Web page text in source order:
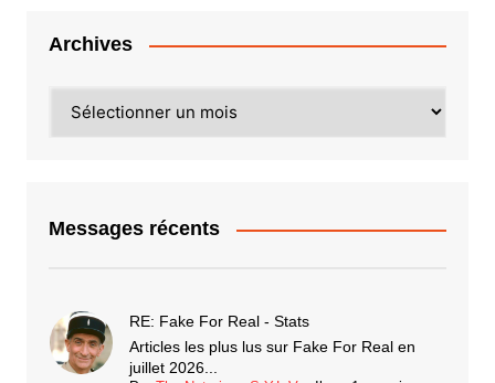
Archives
Messages récents
RE: Fake For Real - Stats
Articles les plus lus sur Fake For Real en
juillet 2026...